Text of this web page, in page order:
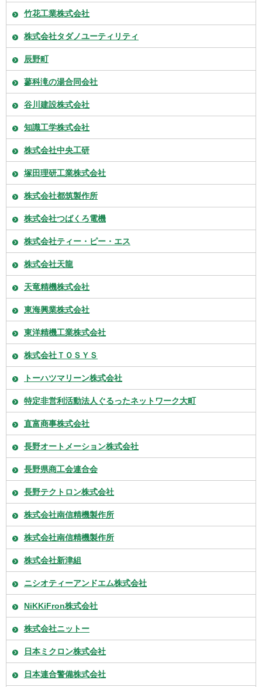
竹花工業株式会社
株式会社タダノユーティリティ
辰野町
蓼科滝の湯合同会社
谷川建設株式会社
知識工学株式会社
株式会社中央工研
塚田理研工業株式会社
株式会社都筑製作所
株式会社つばくろ電機
株式会社ティー・ピー・エス
株式会社天龍
天竜精機株式会社
東海興業株式会社
東洋精機工業株式会社
株式会社ＴＯＳＹＳ
トーハツマリーン株式会社
特定非営利活動法人ぐるったネットワーク大町
直富商事株式会社
長野オートメーション株式会社
長野県商工会連合会
長野テクトロン株式会社
株式会社南信精機製作所
株式会社南信精機製作所
株式会社新津組
ニシオティーアンドエム株式会社
NiKKiFron株式会社
株式会社ニットー
日本ミクロン株式会社
日本連合警備株式会社